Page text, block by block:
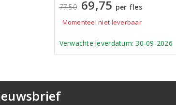
77,50 69,75 per fles
Momenteel niet leverbaar
Verwachte leverdatum: 30-09-2026